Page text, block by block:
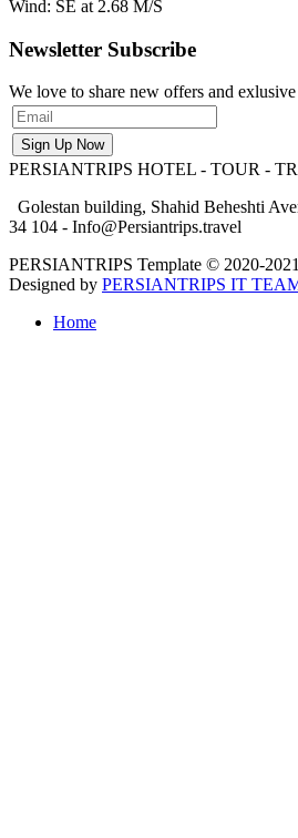
Wind: SE at 2.68 M/S
Newsletter Subscribe
We love to share new offers and
PERSIANTRIPS HOTEL - TOUR -
Golestan building, Shahid Beheshti
34 104 - Info@Persiantrips.travel
PERSIANTRIPS Template © 2020-
Designed by PERSIANTRIPS IT
Home